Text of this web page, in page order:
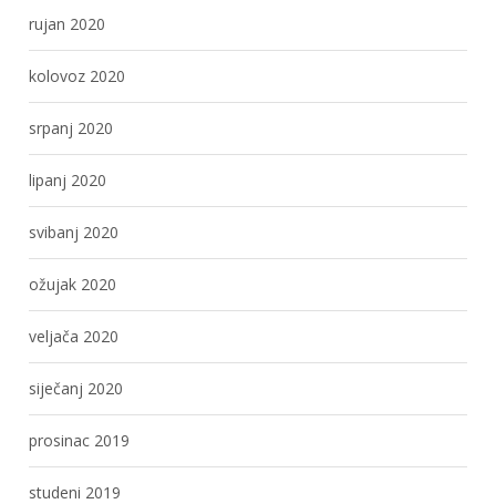
rujan 2020
kolovoz 2020
srpanj 2020
lipanj 2020
svibanj 2020
ožujak 2020
veljača 2020
siječanj 2020
prosinac 2019
studeni 2019